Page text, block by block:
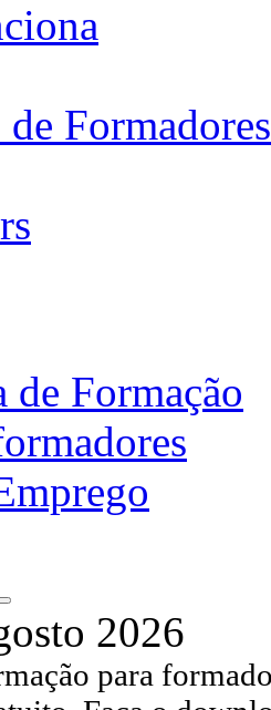
Formadores
de Formação
2026
para